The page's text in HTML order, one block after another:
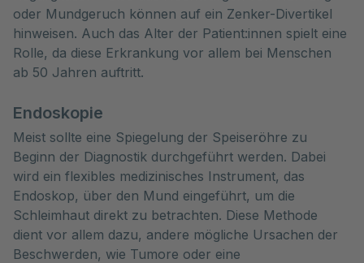
oder Mundgeruch können auf ein Zenker-Divertikel
hinweisen. Auch das Alter der Patient:innen spielt eine
Rolle, da diese Erkrankung vor allem bei Menschen
ab 50 Jahren auftritt.
Endoskopie
Meist sollte eine Spiegelung der Speiseröhre zu
Beginn der Diagnostik durchgeführt werden. Dabei
wird ein flexibles medizinisches Instrument, das
Endoskop, über den Mund eingeführt, um die
Schleimhaut direkt zu betrachten. Diese Methode
dient vor allem dazu, andere mögliche Ursachen der
Beschwerden, wie Tumore oder eine